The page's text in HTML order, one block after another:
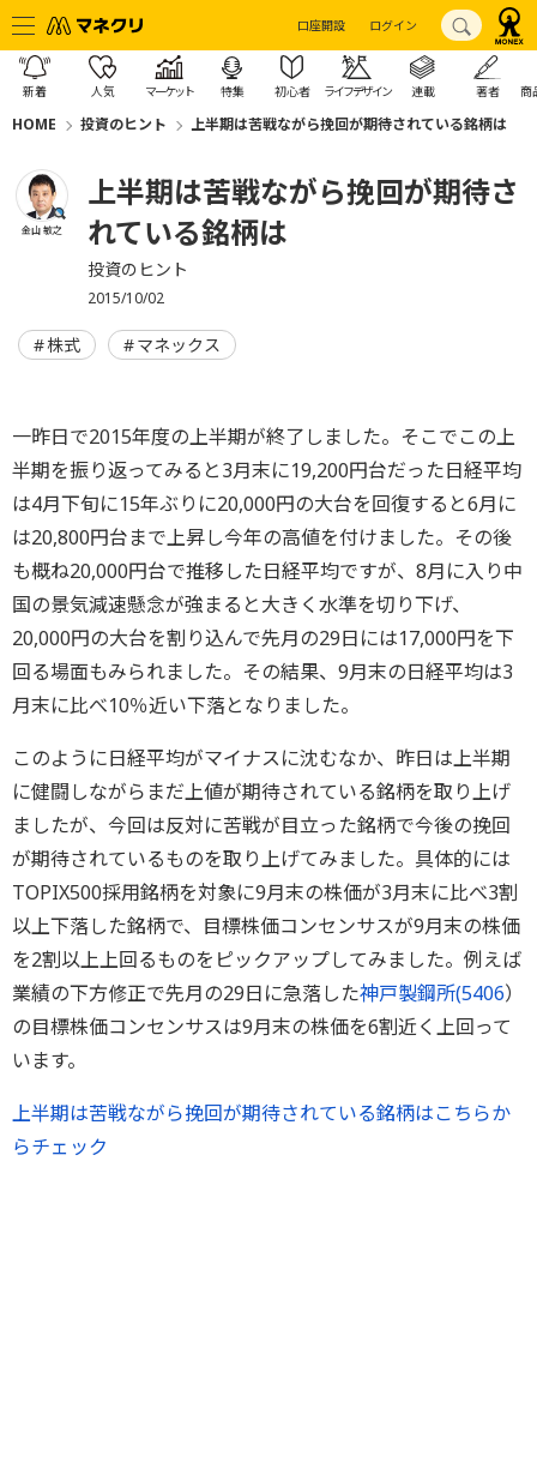
口座開設 ログイン
新着 人気 マーケット 特集 初心者 ライフデザイン 連載 著者 商
HOME 投資のヒント 上半期は苦戦ながら挽回が期待されている銘柄は
金山 敏之
上半期は苦戦ながら挽回が期待さ
れている銘柄は
投資のヒント
2015/10/02
株式 マネックス
一昨日で2015年度の上半期が終了しました。そこでこの上
半期を振り返ってみると3月末に19,200円台だった日経平均
は4月下旬に15年ぶりに20,000円の大台を回復すると6月に
は20,800円台まで上昇し今年の高値を付けました。その後
も概ね20,000円台で推移した日経平均ですが、8月に入り中
国の景気減速懸念が強まると大きく水準を切り下げ、
20,000円の大台を割り込んで先月の29日には17,000円を下
回る場面もみられました。その結果、9月末の日経平均は3
月末に比べ10％近い下落となりました。
このように日経平均がマイナスに沈むなか、昨日は上半期
に健闘しながらまだ上値が期待されている銘柄を取り上げ
ましたが、今回は反対に苦戦が目立った銘柄で今後の挽回
が期待されているものを取り上げてみました。具体的には
TOPIX500採用銘柄を対象に9月末の株価が3月末に比べ3割
以上下落した銘柄で、目標株価コンセンサスが9月末の株価
を2割以上上回るものをピックアップしてみました。例えば
業績の下方修正で先月の29日に急落した神戸製鋼所(5406）
の目標株価コンセンサスは9月末の株価を6割近く上回って
います。
上半期は苦戦ながら挽回が期待されている銘柄はこちらか
らチェック